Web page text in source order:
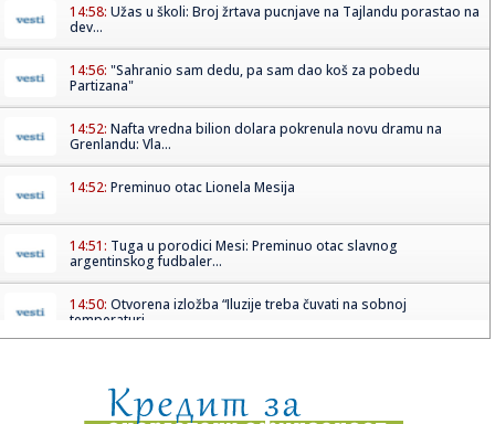
14:58: Užas u školi: Broj žrtava pucnjave na Tajlandu porastao na
dev...
14:56: "Sahranio sam dedu, pa sam dao koš za pobedu
Partizana"
14:52: Nafta vredna bilion dolara pokrenula novu dramu na
Grenlandu: Vla...
14:52: Preminuo otac Lionela Mesija
14:51: Tuga u porodici Mesi: Preminuo otac slavnog
argentinskog fudbaler...
14:50: Otvorena izložba “Iluzije treba čuvati na sobnoj
temperaturi...